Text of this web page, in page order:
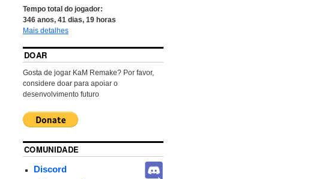
Tempo total do jogador:
346anos, 41 dias, 19horas
Mais detalhes
DOAR
Gosta de jogar KaM Remake? Por favor,
considere doar para apoiar o
desenvolvimento futuro
COMUNIDADE
Discord